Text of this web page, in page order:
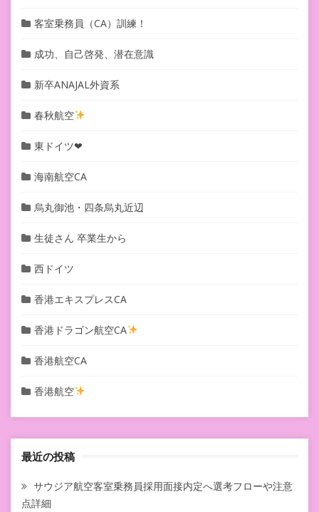
客室乗務員（CA）訓練！
成功、自己啓発、潜在意識
新卒ANAJAL外資系
春秋航空
東ドイツ❤︎
海南航空CA
烏丸御池・四条烏丸近辺
生徒さん 卒業生から
西ドイツ
香港エキスプレスCA
香港ドラゴン航空CA
香港航空CA
香港航空
最近の投稿
サウジア航空客室乗務員採用面接内定へ選考フローや注意
点詳細